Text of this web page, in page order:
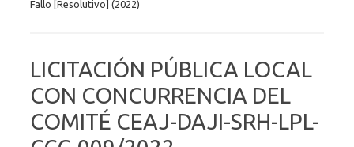
Fallo [Resolutivo] (2022)
LICITACIÓN PÚBLICA LOCAL
CON CONCURRENCIA DEL
COMITÉ CEAJ-DAJI-SRH-LPL-